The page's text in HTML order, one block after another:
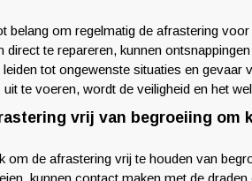
belang om regelmatig de afrastering
direct te repareren, kunnen
leiden tot ongewenste situaties en
uit te voeren, wordt de veiligheid en het
vrij van begroeiing om
om de afrastering vrij te houden van
kunnen contact maken met de